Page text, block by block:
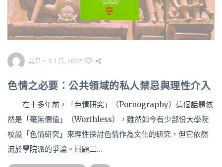
其月 • 9 1 月, 2022
色情之必要：公共領域的私人禁忌與理性介入
在十多年前，「色情研究」（Pornography）這個話題依
然是「毫無價值」（Worthless），雖然如今有少部份大學院
校設「色情研究」來理性探討色情作為文化的研究，但它依然
流於學院派的爭論。回顧二…